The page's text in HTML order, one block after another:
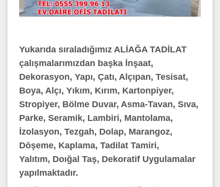
Yukarıda sıraladığımız ALİAĞA TADİLAT
çalışmalarımızdan başka İnşaat,
Dekorasyon, Yapı, Çatı, Alçıpan, Tesisat,
Boya, Alçı, Yıkım, Kırım, Kartonpiyer,
Stropiyer, Bölme Duvar, Asma-Tavan, Sıva,
Parke, Seramik, Lambiri, Mantolama,
İzolasyon, Tezgah, Dolap, Marangoz,
Döşeme, Kaplama, Tadilat Tamiri,
Yalıtım, Doığal Taş, Dekoratif Uygulamalar
yapılmaktadır.